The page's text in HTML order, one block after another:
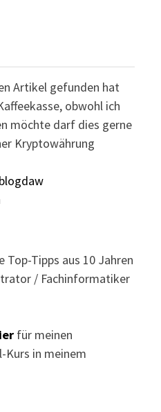
Artikel gefunden hat
obwohl ich
möchte darf dies gerne
Kryptowährung
Top-Tipps aus 10 Jahren
/ Fachinformatiker
für meinen
Kurs in meinem